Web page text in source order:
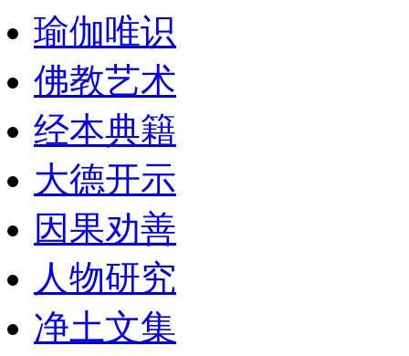
瑜伽唯识
佛教艺术
经本典籍
大德开示
因果劝善
人物研究
净土文集